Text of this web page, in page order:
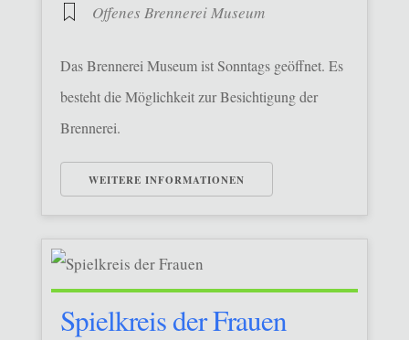
Offenes Brennerei Museum
Das Brennerei Museum ist Sonntags geöffnet. Es
besteht die Möglichkeit zur Besichtigung der
Brennerei.
WEITERE INFORMATIONEN
Spielkreis der Frauen